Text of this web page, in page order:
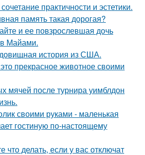
практичности и эстетики.
память такая дорогая?
и ее повзрослевшая дочь
Майами.
история из США.
прекрасное животное своими
мячей после турнира уимблдон
своими руками - маленькая
гостиную по-настоящему
что делать, если у вас отключат